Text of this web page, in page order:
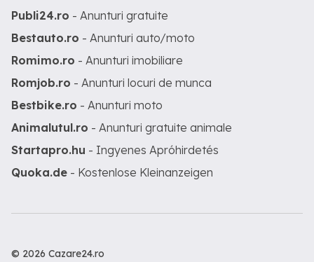
Publi24.ro - Anunturi gratuite
Bestauto.ro - Anunturi auto/moto
Romimo.ro - Anunturi imobiliare
Romjob.ro - Anunturi locuri de munca
Bestbike.ro - Anunturi moto
Animalutul.ro - Anunturi gratuite animale
Startapro.hu - Ingyenes Apróhirdetés
Quoka.de - Kostenlose Kleinanzeigen
© 2026 Cazare24.ro